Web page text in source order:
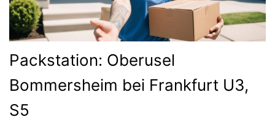
Packstation: Oberusel
Bommersheim bei Frankfurt U3,
S5